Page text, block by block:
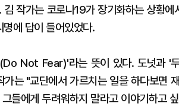
작가는 코로나19가 장기화하는 상황에
에 답이 들어있었다.
Not Fear)'라는 뜻이 있다. 도넛과 '
는 "교단에서 가르치는 일을 하다보면
들에게 두려워하지 말라고 이야기하고